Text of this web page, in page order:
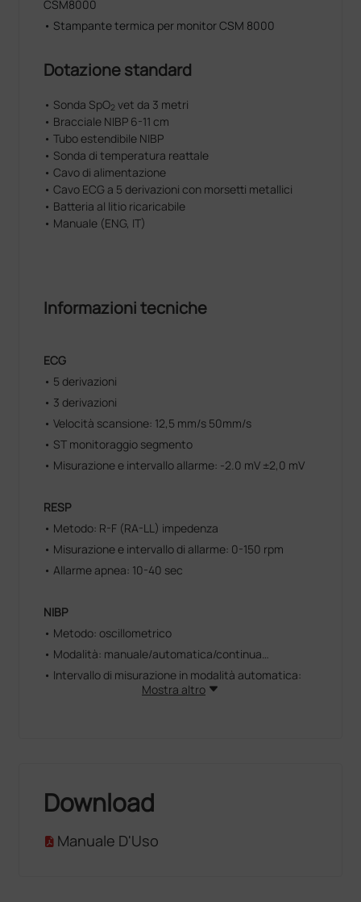
CSM8000
• Stampante termica per monitor CSM 8000
Dotazione standard
• Sonda SpO2 vet da 3 metri
• Bracciale NIBP 6-11 cm
• Tubo estendibile NIBP
• Sonda di temperatura reattale
• Cavo di alimentazione
• Cavo ECG a 5 derivazioni con morsetti metallici
• Batteria al litio ricaricabile
• Manuale (ENG, IT)
Informazioni tecniche
ECG
• 5 derivazioni
• 3 derivazioni
• Velocità scansione: 12,5 mm/s 50mm/s
• ST monitoraggio segmento
• Misurazione e intervallo allarme: -2.0 mV ±2,0 mV
RESP
• Metodo: R-F (RA-LL) impedenza
• Misurazione e intervallo di allarme: 0-150 rpm
• Allarme apnea: 10-40 sec
NIBP
• Metodo: oscillometrico
• Modalità: manuale/automatica/continua
• Intervallo di misurazione in modalità automatica:
1/2/3/4/5/10/15/30/60/90/120/240/480/960 min
• Intervallo di misurazione e allarme: 0-100 %
Mostra altro
Download
Manuale D'Uso